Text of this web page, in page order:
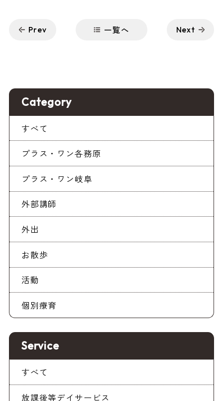
Prev 一覧へ Next
Category
すべて
プラス・ワン各務原
プラス・ワン岐阜
外部講師
外出
お散歩
活動
個別療育
Service
すべて
放課後等デイサービス